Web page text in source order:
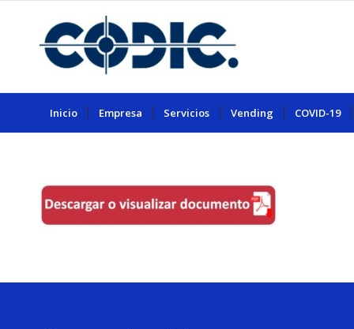
Inicio Empresa Servicios Vending COVID-19